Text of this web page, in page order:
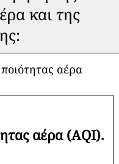
και της
αέρα
αέρα (AQI).